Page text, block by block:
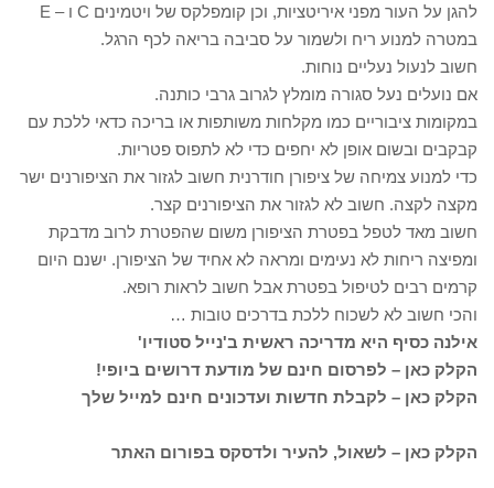
להגן על העור מפני איריטציות, וכן קומפלקס של ויטמינים C ו – E
במטרה למנוע ריח ולשמור על סביבה בריאה לכף הרגל.
חשוב לנעול נעליים נוחות.
אם נועלים נעל סגורה מומלץ לגרוב גרבי כותנה.
במקומות ציבוריים כמו מקלחות משותפות או בריכה כדאי ללכת עם
קבקבים ובשום אופן לא יחפים כדי לא לתפוס פטריות.
כדי למנוע צמיחה של ציפורן חודרנית חשוב לגזור את הציפורנים ישר
מקצה לקצה. חשוב לא לגזור את הציפורנים קצר.
חשוב מאד לטפל בפטרת הציפורן משום שהפטרת לרוב מדבקת
ומפיצה ריחות לא נעימים ומראה לא אחיד של הציפורן. ישנם היום
קרמים רבים לטיפול בפטרת אבל חשוב לראות רופא.
והכי חשוב לא לשכוח ללכת בדרכים טובות …
אילנה כסיף היא מדריכה ראשית ב'נייל סטודיו'
הקלק כאן – לפרסום חינם של מודעת דרושים ביופי!
הקלק כאן – לקבלת חדשות ועדכונים חינם למייל שלך
הקלק כאן – לשאול, להעיר ולדסקס בפורום האתר